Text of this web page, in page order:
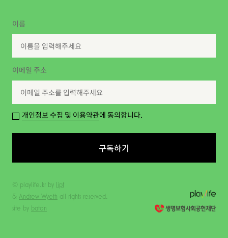
이름
이메일 주소
개인정보 수집 및 이용약관에 동의합니다.
구독하기
© playlife.kr by lipf
& Andrew Wyeth all rights reserved.
site by baton